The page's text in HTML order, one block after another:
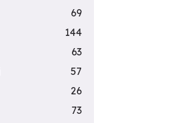
69
144
63
57
26
73